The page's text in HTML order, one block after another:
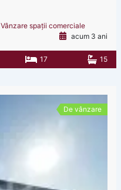
Vânzare spații comerciale
acum 3 ani
17 15
De vânzare